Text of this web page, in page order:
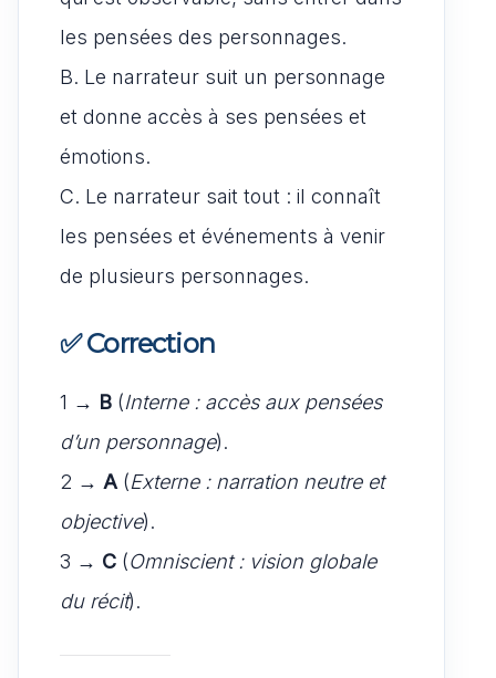
les pensées des personnages.
B. Le narrateur suit un personnage
et donne accès à ses pensées et
émotions.
C. Le narrateur sait tout : il connaît
les pensées et événements à venir
de plusieurs personnages.
✅Correction
1 → B (Interne : accès aux pensées
d’un personnage).
2 → A (Externe : narration neutre et
objective).
3 → C (Omniscient : vision globale
du récit).